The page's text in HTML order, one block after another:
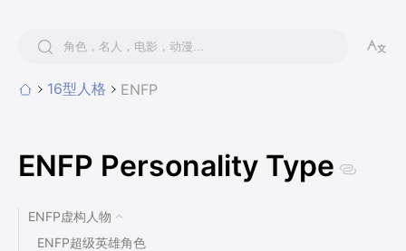
16型人格 ENFP
ENFP Personality Type
ENFP虚构人物
ENFP超级英雄角色